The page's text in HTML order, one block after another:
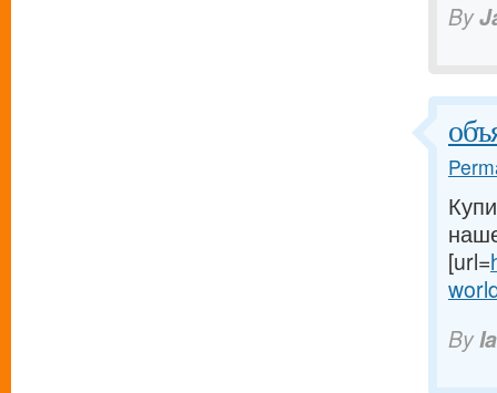
By
[url=
By